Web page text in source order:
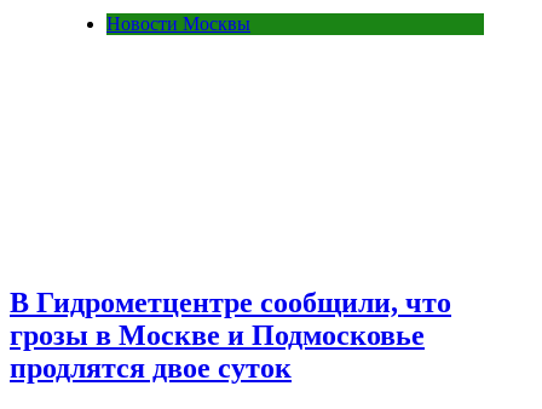
Новости Москвы
В Гидрометцентре сообщили, что
грозы в Москве и Подмосковье
продлятся двое суток